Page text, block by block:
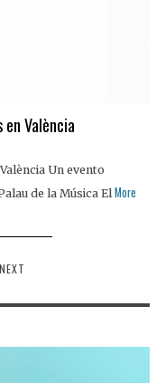
València
Un evento
de la Música El More
NEXT